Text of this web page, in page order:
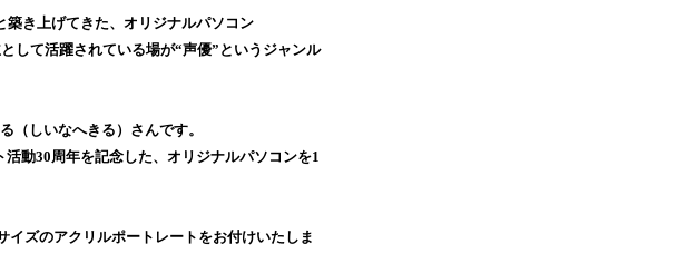
み
込
す
築き上げてきた、オリジナルパソコン
して活躍されている場が“声優”というジャンル
（しいなへきる）さんです。
動30周年を記念した、オリジナルパソコンを1
イズのアクリルポートレートをお付けいたしま